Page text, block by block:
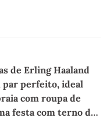
de Erling Haaland
par perfeito, ideal
com roupa de
festa com terno de